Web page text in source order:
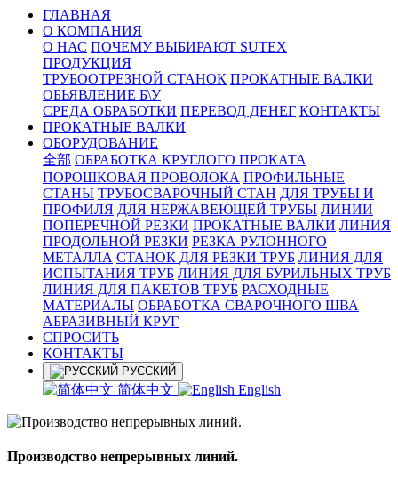
ГЛАВНАЯ
О КОМПАНИЯ
О НАС ПОЧЕМУ ВЫБИРАЮТ SUTEX
ПРОДУКЦИЯ
ТРУБООТРЕЗНОЙ СТАНОК ПРОКАТНЫЕ ВАЛКИ
ОБЬЯВЛЕНИЕ Б\У
СРЕДА ОБРАБОТКИ ПЕРЕВОД ДЕНЕГ КОНТАКТЫ
ПРОКАТНЫЕ ВАЛКИ
ОБОРУДОВАНИЕ
全部 ОБРАБОТКА КРУГЛОГО ПРОКАТА
ПОРОШКОВАЯ ПРОВОЛОКА ПРОФИЛЬНЫЕ
СТАНЫ ТРУБОСВАРОЧНЫЙ СТАН ДЛЯ ТРУБЫ И
ПРОФИЛЯ ДЛЯ НЕРЖАВЕЮЩЕЙ ТРУБЫ ЛИНИИ
ПОПЕРЕЧНОЙ РЕЗКИ ПРОКАТНЫЕ ВАЛКИ ЛИНИЯ
ПРОДОЛЬНОЙ РЕЗКИ РЕЗКА РУЛОННОГО
МЕТАЛЛА СТАНОК ДЛЯ РЕЗКИ ТРУБ ЛИНИЯ ДЛЯ
ИСПЫТАНИЯ ТРУБ ЛИНИЯ ДЛЯ БУРИЛЬНЫХ ТРУБ
ЛИНИЯ ДЛЯ ПАКЕТОВ ТРУБ РАСХОДНЫЕ
МАТЕРИАЛЫ OБРАБОТКА СВАРОЧНОГО ШВА
АБРАЗИВНЫЙ КРУГ
СПРОСИТЬ
КОНТАКТЫ
РУССКИЙ
简体中文 English
Производство непрерывных линий.